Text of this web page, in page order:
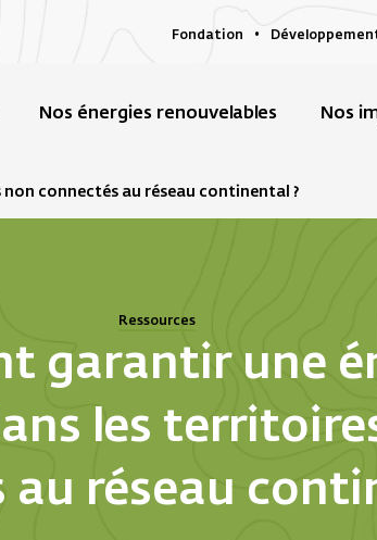
Fondation
Nos énergies renouvelables Nos
connectés au réseau continental ?
Ressources
garantir une
les
au réseau